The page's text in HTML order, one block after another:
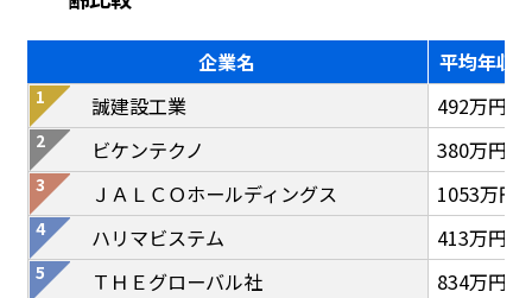
企業名
平均年収
誠建設工業
492万円
ビケンテクノ
380万円
ＪＡＬＣＯホールディングス
1053万円
ハリマビステム
413万円
ＴＨＥグローバル社
834万円